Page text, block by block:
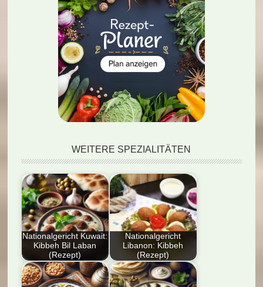
WEITERE SPEZIALITÄTEN
Nationalgericht Kuwait:
Kibbeh Bil Laban
(Rezept)
Ein detailliertes
Rezept für Kibbeh Bil
Nationalgericht
Libanon: Kibbeh
(Rezept)
Rezept für
Nationalgericht